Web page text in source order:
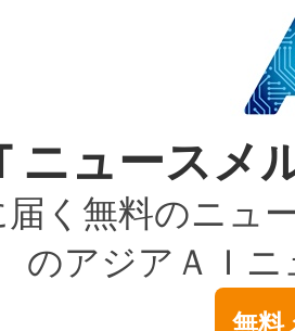
のバイオ
品について、自
能性もあります
～4億ドルかか
者（CEO）であ
fully-connected
れば、6,000万
軽減という課題
速にし、ピーク
用可能な電力容
貢献します。こ
契約（SLA）違
劣化によるダウ
ータセンターが
を切り替えるこ
などの細かな対
ポットにより、
豊かなディテー
範囲を検出
ーザーを搭載。
ニュース
く無料のニュ
のアジアＡＩ
無料